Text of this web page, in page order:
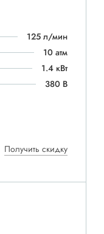
125 л/мин
10 атм
1.4 кВт
380 В
Получить скидку